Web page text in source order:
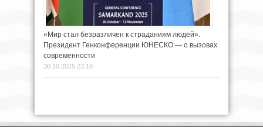
«Мир стал безразличен к страданиям людей».
Президент Генконференции ЮНЕСКО — о вызовах
современности
30.10.2025 23:10